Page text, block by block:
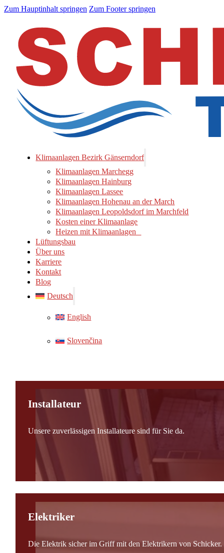
Zum Hauptinhalt springen Zum Footer springen
Klimaanlagen Bezirk Gänserndorf
Klimaanlagen Marchegg
Klimaanlagen Hainburg
Klimaanlagen Lassee
Klimaanlagen Hohenau an der March
Klimaanlagen Leopoldsdorf im Marchfeld
Kosten einer Klimaanlage
Heizen mit Klimaanlagen
Lüftungsbau
Über uns
Karriere
Kontakt
Blog
Deutsch
English
Slovenčina
Installateur
Unsere zuverlässigen Installateure sind für Sie da.
Elektriker
Die Elektrik sicher im Griff mit den Elektrikern von Schicker.